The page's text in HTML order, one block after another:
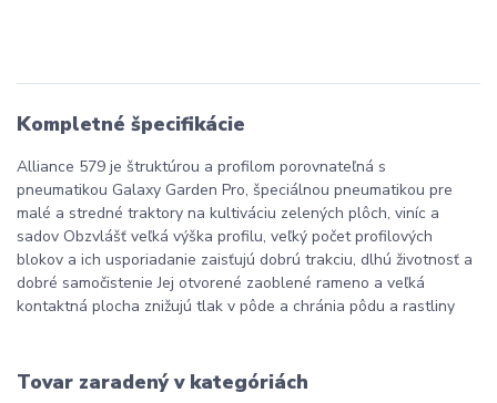
Kompletné špecifikácie
Alliance 579 je štruktúrou a profilom porovnateľná s
pneumatikou Galaxy Garden Pro, špeciálnou pneumatikou pre
malé a stredné traktory na kultiváciu zelených plôch, viníc a
sadov Obzvlášť veľká výška profilu, veľký počet profilových
blokov a ich usporiadanie zaisťujú dobrú trakciu, dlhú životnosť a
dobré samočistenie Jej otvorené zaoblené rameno a veľká
kontaktná plocha znižujú tlak v pôde a chránia pôdu a rastliny
Tovar zaradený v kategóriách